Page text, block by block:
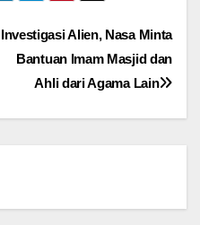
Investigasi Alien, Nasa Minta
Bantuan Imam Masjid dan
Ahli dari Agama Lain